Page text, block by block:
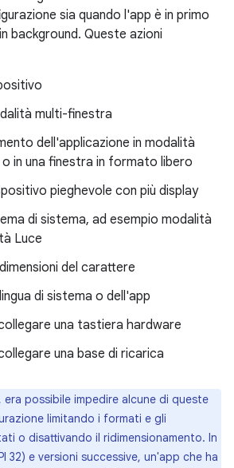
sia quando l'app è in primo
background. Queste azioni
multi-finestra
dell'applicazione in modalità
in una finestra in formato libero
pieghevole con più display
di sistema, ad esempio modalità
Luce
del carattere
di sistema o dell'app
una tastiera hardware
una base di ricarica
era possibile impedire alcune di queste
limitando i formati e gli
o disattivando il ridimensionamento. In
32) e versioni successive, un'app che ha